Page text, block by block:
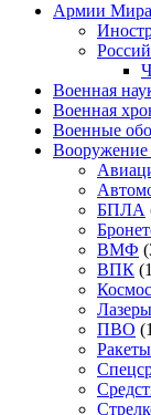
Армии Мира
Военная
Военная
Военные
Вооружение
БПЛА
ВМФ
ВПК
Космос
Лазеры
ПВО